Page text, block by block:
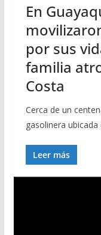
En
por sus
familia
Costa
Cerca de un
gasolinera
Leer más